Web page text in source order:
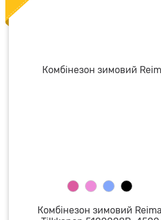
Комбінезон зимовий Reima